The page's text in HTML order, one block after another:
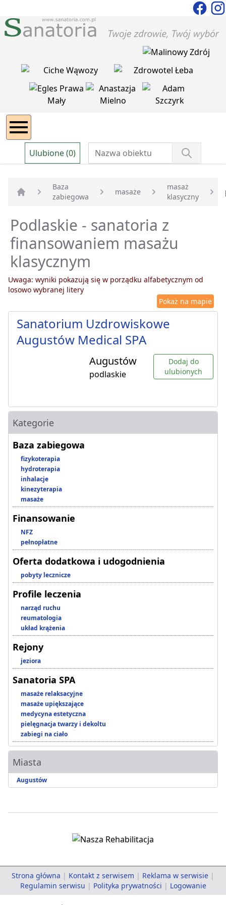
Ulubione (0)
Strona główna
Baza
zabiegowa
masaże
masaż
klasyczny
Podlaskie - sanatoria z
finansowaniem masażu
klasycznym
Uwaga: wyniki pokazują się w porządku alfabetycznym od
losowo wybranej litery
Pokaż na mapie
Sanatorium Uzdrowiskowe
Augustów Medical SPA
Augustów
podlaskie
Dodaj do
ulubionych
Kategorie
Baza zabiegowa
fizykoterapia
hydroterapia
inhalacje
kinezyterapia
masaże
Finansowanie
NFZ
pełnopłatne
Oferta dodatkowa i udogodnienia
pobyty lecznicze
Profile leczenia
narząd ruchu
reumatologia
układ krążenia
Rejony
jeziora
Sanatoria SPA
masaże relaksacyjne
masaże upiększające
medycyna estetyczna
pielęgnacja twarzy i dekoltu
zabiegi na ciało
Miasta
Augustów
Strona główna | Kontakt z serwisem | Reklama w serwisie |
Regulamin serwisu | Polityka prywatności | Logowanie